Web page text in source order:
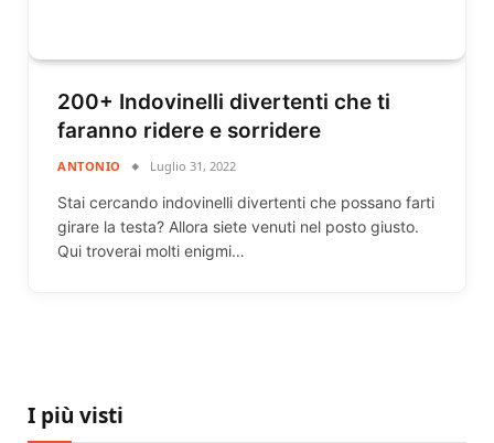
200+ Indovinelli divertenti che ti
faranno ridere e sorridere
ANTONIO Luglio 31, 2022
Stai cercando indovinelli divertenti che possano farti
girare la testa? Allora siete venuti nel posto giusto.
Qui troverai molti enigmi…
I più visti